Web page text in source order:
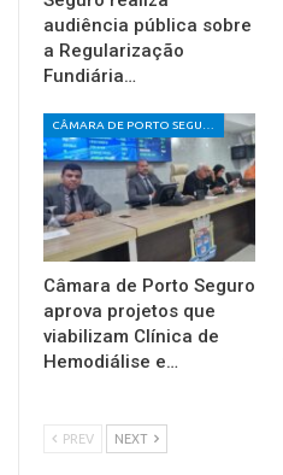
audiência pública sobre
a Regularização
Fundiária…
Câmara de Porto Seguro
aprova projetos que
viabilizam Clínica de
Hemodiálise e…
PREV NEXT